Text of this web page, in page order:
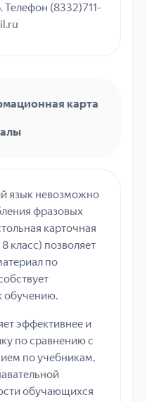
Телефон (8332)711-
карта
язык невозможно
фразовых
карточная
класс) позволяет
по
обучению.
эффективнее и
по сравнению с
по учебникам,
обучающихся